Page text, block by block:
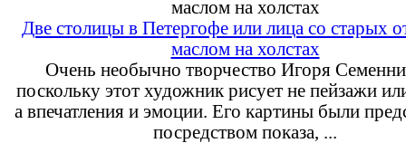
Две столицы в Петергофе или лица со старых
маслом на холстах
Очень необычно творчество Игоря
поскольку этот художник рисует не пейзажи
а впечатления и эмоции. Его картины были
посредством показа, ...